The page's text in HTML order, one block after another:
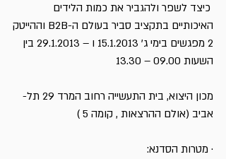
כיצד לשפר ולהגביר את כמות הלידים
האיכותיים בתקציב סביר בעולם ה-B2B וההייטק
2 מפגשים בימי ג’ 15.1.2013 ו – 29.1.2013 בין
השעות 09.00 – 13.30
מכון היצוא, בית התעשייה רחוב המרד 29 תל-
אביב (אולם ההרצאות , קומה 5 )
· מטרות הסדנא: